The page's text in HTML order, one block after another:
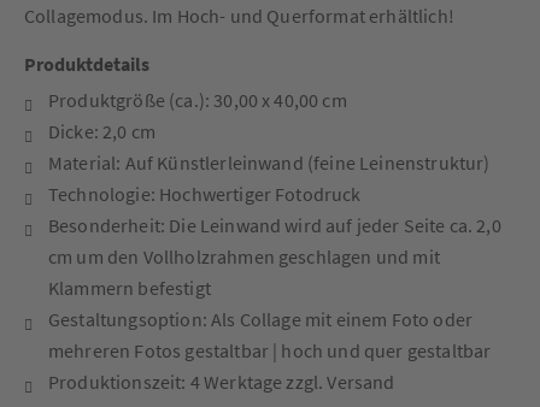
Collagemodus. Im Hoch- und Querformat erhältlich!
Produktdetails
Produktgröße (ca.): 30,00 x 40,00 cm
Dicke: 2,0 cm
Material: Auf Künstlerleinwand (feine Leinenstruktur)
Technologie: Hochwertiger Fotodruck
Besonderheit: Die Leinwand wird auf jeder Seite ca. 2,0
cm um den Vollholzrahmen geschlagen und mit
Klammern befestigt
Gestaltungsoption: Als Collage mit einem Foto oder
mehreren Fotos gestaltbar | hoch und quer gestaltbar
Produktionszeit: 4 Werktage zzgl. Versand